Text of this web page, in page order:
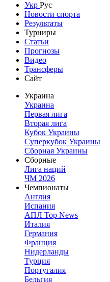
Укр Рус
Новости спорта
Результаты
Турниры
Статьи
Прогнозы
Видео
Трансферы
Сайт
Украина
Украина
Первая лига
Вторая лига
Кубок Украины
Суперкубок Украины
Сборная Украины
Сборные
Лига наций
ЧМ 2026
Чемпионаты
Англия
Испания
АПЛ Top News
Италия
Германия
Франция
Нидерланды
Турция
Португалия
Бельгия